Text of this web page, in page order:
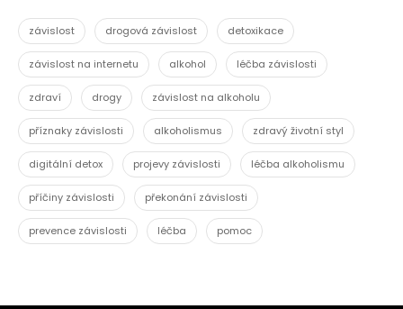
závislost drogová závislost detoxikace
závislost na internetu alkohol léčba závislosti
zdraví drogy závislost na alkoholu
příznaky závislosti alkoholismus zdravý životní styl
digitální detox projevy závislosti léčba alkoholismu
příčiny závislosti překonání závislosti
prevence závislosti léčba pomoc